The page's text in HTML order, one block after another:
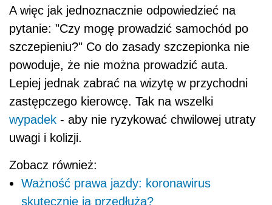
A więc jak jednoznacznie odpowiedzieć na
pytanie: "Czy mogę prowadzić samochód po
szczepieniu?" Co do zasady szczepionka nie
powoduje, że nie można prowadzić auta.
Lepiej jednak zabrać na wizytę w przychodni
zastępczego kierowcę. Tak na wszelki
wypadek - aby nie ryzykować chwilowej utraty
uwagi i kolizji.
Zobacz również:
Ważność prawa jazdy: koronawirus
skutecznie ją przedłuża?